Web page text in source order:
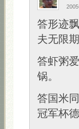
答形迹
夫无限期
答虾粥
锅。
答国米
冠军杯德